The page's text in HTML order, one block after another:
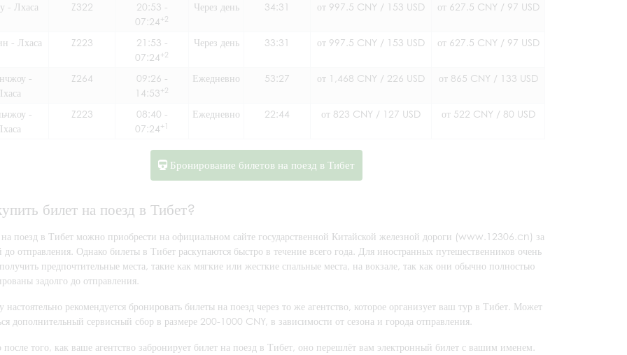
- Лхаса
Z322
20:53 -
07:24+2
Через день 34:31 от 997.5 CNY / 153 USD от 627.5 CNY / 97 USD
- Лхаса Z223
21:53 -
07:24+2
Через день 33:31 от 997.5 CNY / 153 USD от 627.5 CNY / 97 USD
-
Z264
09:26 -
14:53+2
Ежедневно 53:27 от 1,468 CNY / 226 USD от 865 CNY / 133 USD
-
Z223
08:40 -
07:24+1
Ежедневно 22:44 от 823 CNY / 127 USD от 522 CNY / 80 USD
Бронирование билетов на поезд в Тибет
билет на поезд в Тибет?
поезд в Тибет можно приобрести на официальном сайте государственной Китайской железной дороги (www.12306.cn) за
до отправления. Однако билеты в Тибет раскупаются быстро в течение всего года. Для иностранных путешественников очень
предпочтительные места, такие как мягкие или жесткие спальные места, на вокзале, так как они обычно полностью
задолго до отправления.
настоятельно рекомендуется бронировать билеты на поезд через то же агентство, которое организует ваш тур в Тибет. Может
дополнительный сервисный сбор в размере 200-1000 CNY, в зависимости от сезона и города отправления.
того, как ваше агентство забронирует билет на поезд в Тибет, оно перешлёт вам электронный билет с вашим именем.